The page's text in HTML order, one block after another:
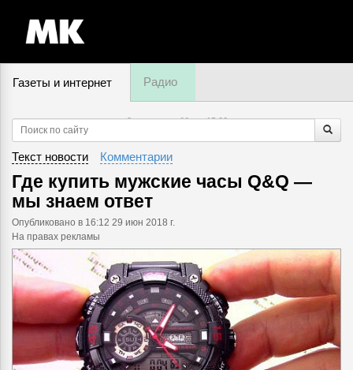
Газеты и интернет Радио
8 августа, суббота,15:00
Текст новости Комментарии
Где купить мужские часы Q&Q —
мы знаем ответ
Опубликовано в 16:12 29 июн 2018 г.
На правах рекламы